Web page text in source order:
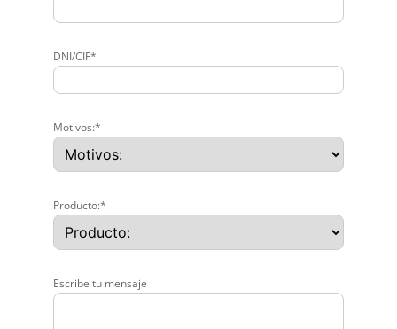
DNI/CIF*
Motivos:*
Producto:*
Escribe tu mensaje